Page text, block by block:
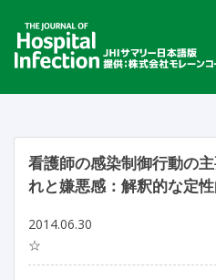
看護師の感染制御行動の
れと嫌悪感：解釈的な定
2014.06.30
☆